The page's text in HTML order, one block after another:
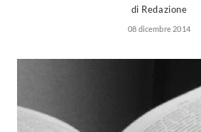
Forni
Lavatrici
di Redazione
08 dicembre 2014